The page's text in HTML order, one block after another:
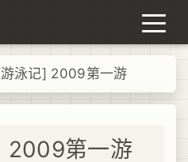
泳记] 2009第一游
2009第一游